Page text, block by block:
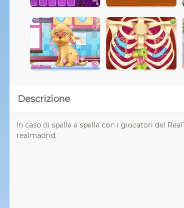
Descrizione
In caso di spalla a spalla con i giocatori del
realmadrid.